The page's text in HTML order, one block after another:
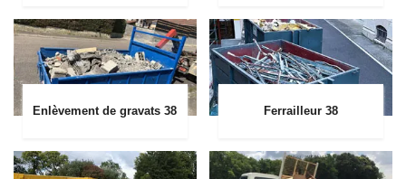
Enlèvement de gravats 38 Ferrailleur 38